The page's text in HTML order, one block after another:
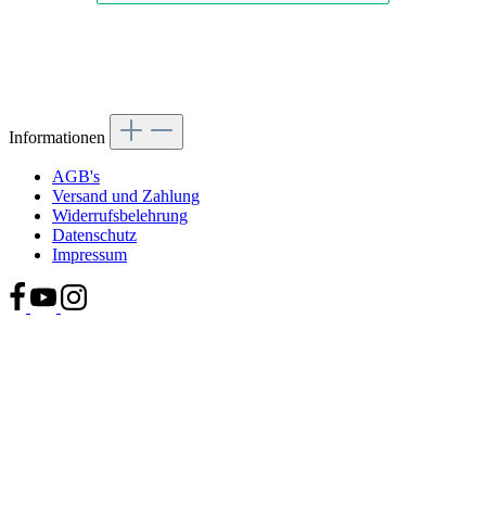
Informationen
AGB's
Versand und Zahlung
Widerrufsbelehrung
Datenschutz
Impressum